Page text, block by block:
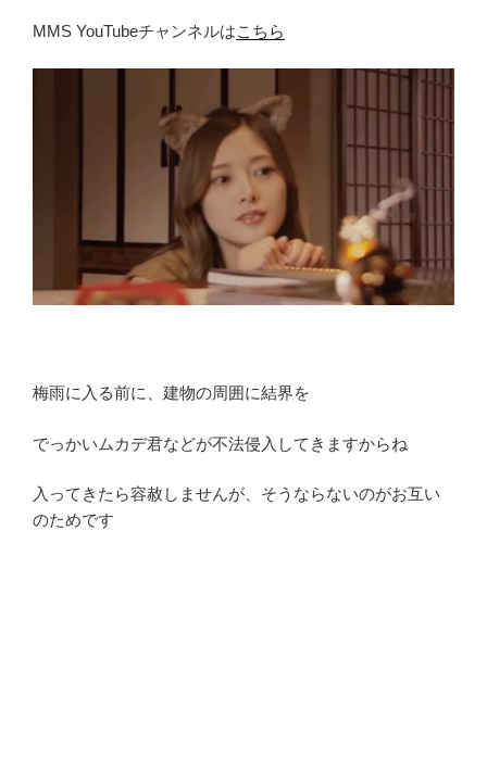
MMS YouTubeチャンネルはこちら
梅雨に入る前に、建物の周囲に結界を
でっかいムカデ君などが不法侵入してきますからね
入ってきたら容赦しませんが、そうならないのがお互い
のためです